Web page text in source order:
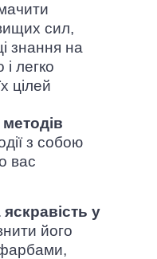
сил,
знання на
легко
цілей
з собою
вас
у
його